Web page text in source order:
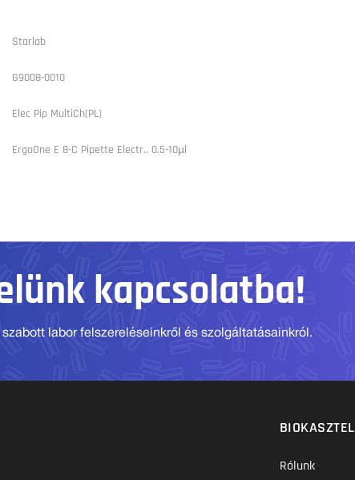
Starlab
G9008-0010
Elec Pip MultiCh(PL)
ErgoOne E 8-C Pipette Electr., 0.5-10µl
kapcsolatba!
labor felszereléseinkről és szolgáltatásainkról.
BIOKASZTEL
Rólunk